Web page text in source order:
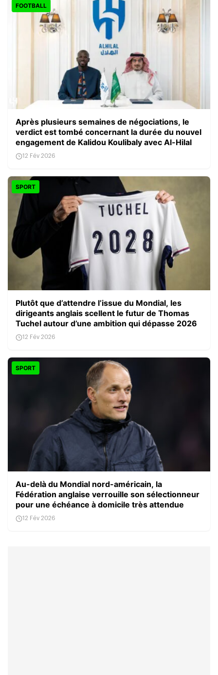
FOOTBALL
Après plusieurs semaines de négociations, le
verdict est tombé concernant la durée du nouvel
engagement de Kalidou Koulibaly avec Al-Hilal
12 Fév 2026
SPORT
Plutôt que d’attendre l’issue du Mondial, les
dirigeants anglais scellent le futur de Thomas
Tuchel autour d’une ambition qui dépasse 2026
12 Fév 2026
SPORT
Au-delà du Mondial nord-américain, la
Fédération anglaise verrouille son sélectionneur
pour une échéance à domicile très attendue
12 Fév 2026